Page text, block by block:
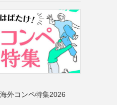
外コンペ特集2026